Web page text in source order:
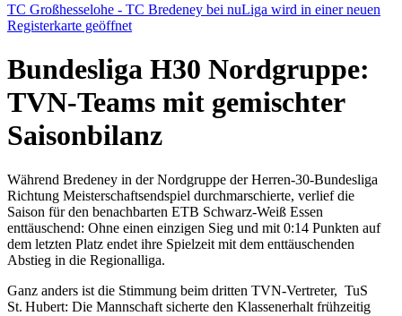
weiteren Daten zusammen, die Sie ihnen bereitgestellt
haben oder die sie im Rahmen Ihrer Nutzung der Dienste
gesammelt haben. DieCookie-Einstellungen
jederzeit über den Link im Footer aufgerufen und
angepasst werden.
TC Großhesselohe - TC Bredeney bei nuLiga wird in einer neuen
Registerkarte geöffnet
Bundesliga H30 Nordgruppe:
TVN-Teams mit gemischter
Saisonbilanz
Während Bredeney in der Nordgruppe der Herren‑30‑Bundesliga
Richtung Meisterschaftsendspiel durchmarschierte, verlief die
Saison für den benachbarten ETB Schwarz‑Weiß Essen
enttäuschend: Ohne einen einzigen Sieg und mit 0:14 Punkten auf
dem letzten Platz endet ihre Spielzeit mit dem enttäuschenden
Abstieg in die Regionalliga.
Ganz anders ist die Stimmung beim dritten TVN-Vertreter, TuS
St. Hubert: Die Mannschaft sicherte den Klassenerhalt frühzeitig